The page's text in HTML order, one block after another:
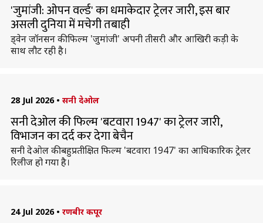
'जुमांजी: ओपन वर्ल्ड' का धमाकेदार ट्रेलर जारी, इस बार
असली दुनिया में मचेगी तबाही
ड्वेन जॉनसन की फिल्म 'जुमांजी' अपनी तीसरी और आखिरी कड़ी के
साथ लौट रही है।
28 Jul 2026 • सनी देओल
सनी देओल की फिल्म 'बटवारा 1947' का ट्रेलर जारी,
विभाजन का दर्द कर देगा बेचैन
सनी देओल की बहुप्रतीक्षित फिल्म 'बटवारा 1947' का आधिकारिक ट्रेलर
रिलीज हो गया है।
24 Jul 2026 • रणबीर कपूर